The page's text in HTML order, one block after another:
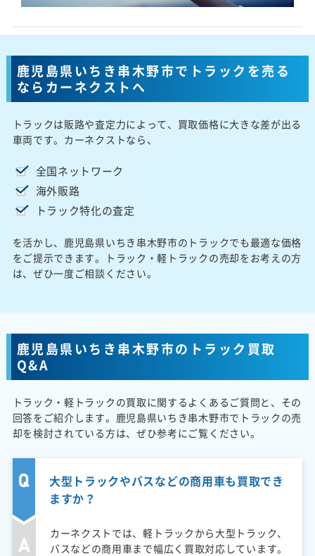
鹿児島県いちき串木野市でトラックを売る
ならカーネクストへ
トラックは販路や査定力によって、買取価格に大きな差が出る
車両です。カーネクストなら、
全国ネットワーク
海外販路
トラック特化の査定
を活かし、鹿児島県いちき串木野市のトラックでも最適な価格
をご提示できます。トラック・軽トラックの売却をお考えの方
は、ぜひ一度ご相談ください。
鹿児島県いちき串木野市のトラック買取
Q&A
トラック・軽トラックの買取に関するよくあるご質問と、その
回答をご紹介します。鹿児島県いちき串木野市でトラックの売
却を検討されている方は、ぜひ参考にご覧ください。
大型トラックやバスなどの商用車も買取でき
ますか？
カーネクストでは、軽トラックから大型トラック、
バスなどの商用車まで幅広く買取対応しています。